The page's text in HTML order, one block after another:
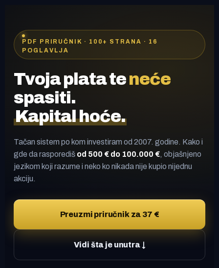
PDF PRIRUČNIK · 100+ STRANA · 16
POGLAVLJA
Tvoja plata teneće
spasiti.
Kapital hoće.
Tačan sistem po kom investiram od 2007. godine. Kako i
gde da rasporediš od 500 € do 100.000 €, objašnjeno
jezikom koji razume i neko ko nikada nije kupio nijednu
akciju.
Preuzmi priručnik za 37 €
Vidi šta je unutra ↓